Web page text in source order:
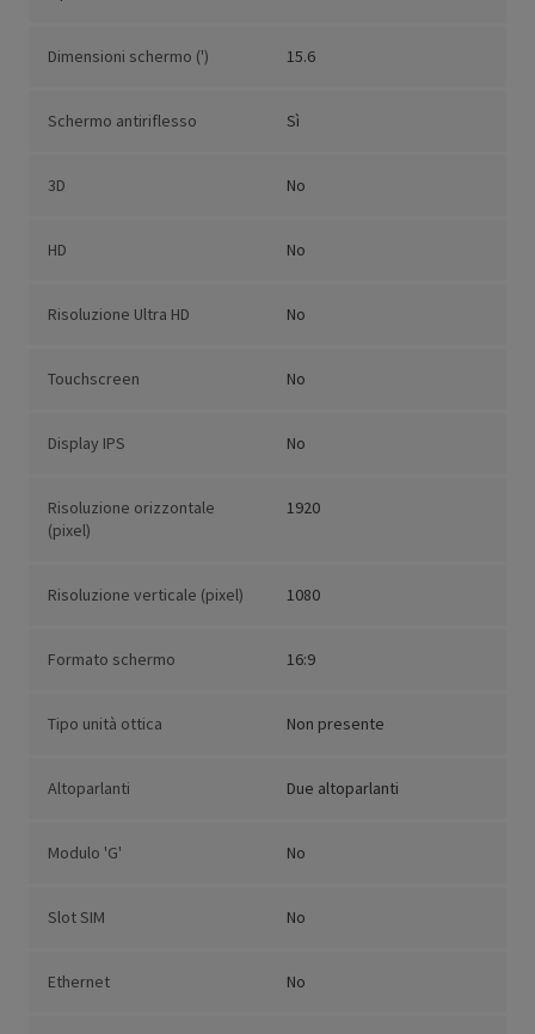
Dimensioni schermo (') 15.6
Schermo antiriflesso Sì
3D No
HD No
Risoluzione Ultra HD No
Touchscreen No
Display IPS No
Risoluzione orizzontale
(pixel)
1920
Risoluzione verticale (pixel) 1080
Formato schermo 16:9
Tipo unità ottica Non presente
Altoparlanti Due altoparlanti
Modulo 'G' No
Slot SIM No
Ethernet No